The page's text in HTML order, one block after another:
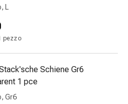
L
pezzo
Schiene Gr6
1 pce
Gr6